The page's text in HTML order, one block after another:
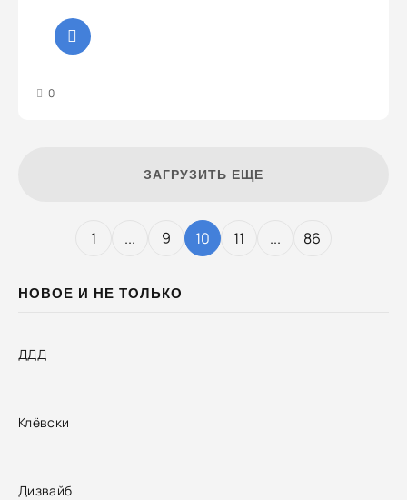
НОВОЕ И НЕ ТОЛЬКО
ДДД
Клёвски
Дизвайб
0
ЗАГРУЗИТЬ ЕЩЕ
1 ... 9 10 11 ... 86